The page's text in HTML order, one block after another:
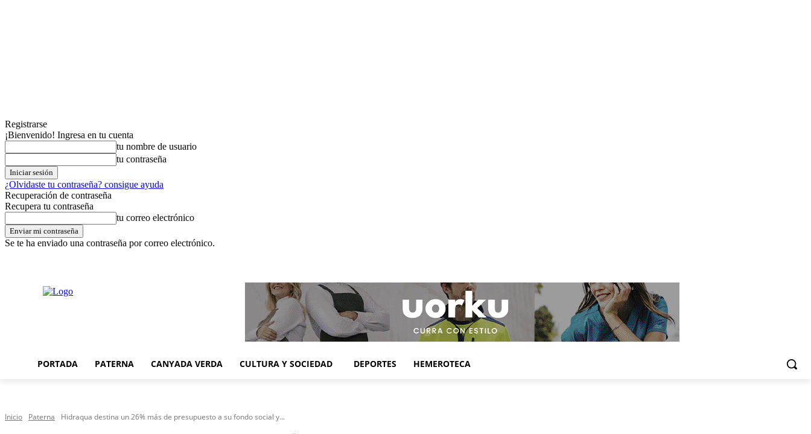
Registrarse
¡Bienvenido! Ingresa en tu cuenta
tu nombre de usuario
tu contraseña
¿Olvidaste tu contraseña? consigue ayuda
Recuperación de contraseña
Recupera tu contraseña
tu correo electrónico
Se te ha enviado una contraseña por correo electrónico.
PORTADA PATERNA CANYADA VERDA CULTURA Y SOCIEDAD DEPORTES HEMEROTECA
Inicio Paterna Hidraqua destina un 26% más de presupuesto a su fondo social y...